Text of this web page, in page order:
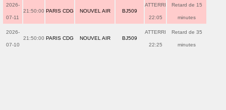
2026-
07-11
21:50:00 PARIS CDG NOUVEL AIR BJ509
ATTERRI
22:05
Retard de 15
minutes
2026-
07-10
21:50:00 PARIS CDG NOUVEL AIR BJ509
ATTERRI
22:25
Retard de 35
minutes